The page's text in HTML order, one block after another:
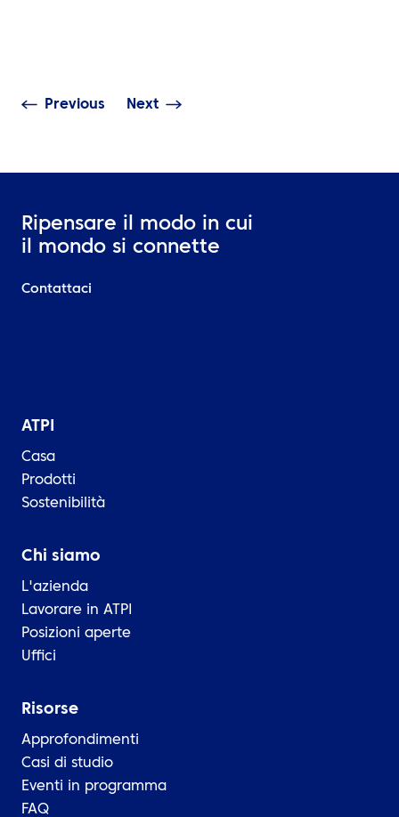
Previous Next
Ripensare il modo in cui
il mondo si connette
Contattaci
ATPI
Casa
Prodotti
Sostenibilità
Chi siamo
L'azienda
Lavorare in ATPI
Posizioni aperte
Uffici
Risorse
Approfondimenti
Casi di studio
Eventi in programma
FAQ